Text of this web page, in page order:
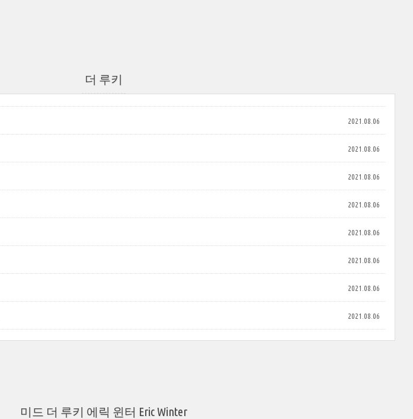
더 루키
2021.08.06
2021.08.06
2021.08.06
2021.08.06
2021.08.06
2021.08.06
2021.08.06
2021.08.06
미드 더 루키 에릭 윈터 Eric Winter